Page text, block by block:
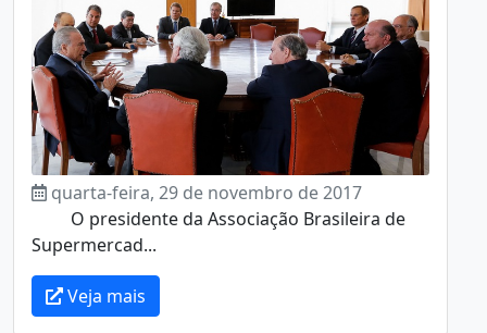
quarta-feira, 29 de novembro de 2017
O presidente da Associação Brasileira de
Supermercad...
Veja mais